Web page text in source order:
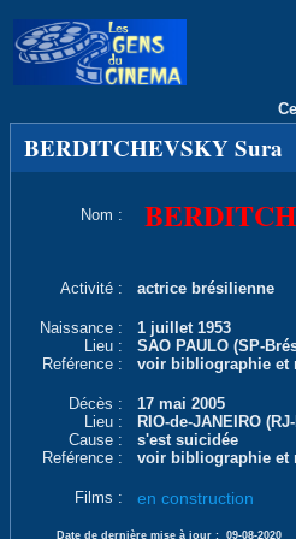
BERDITCHEVSKY Sura
Nom :
Activité : actrice brésilienne
Naissance :
1 juillet 1953
Lieu :
SAO PAULO (SP-
Reférence :
voir bibliographie et
Décès :
17 mai 2005
Lieu :
RIO-de-JANEIRO
Cause :
s'est suicidée
Reférence :
voir bibliographie et
Films : en construction
Date de dernière mise à jour : 09-08-2020